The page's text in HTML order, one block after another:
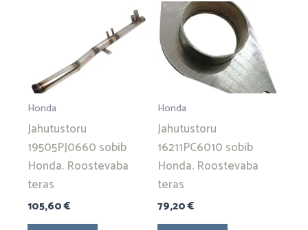
Honda
Jahutustoru
19505PJ0660 sobib
Honda. Roostevaba
teras
105,60€
Honda
Jahutustoru
16211PC6010 sobib
Honda. Roostevaba
teras
79,20€